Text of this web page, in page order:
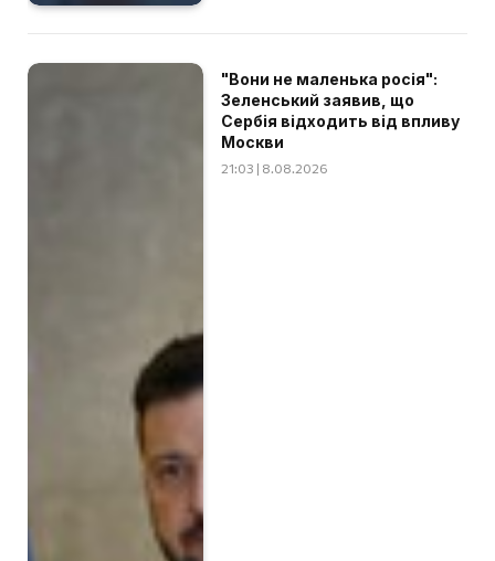
"Вони не маленька росія":
Зеленський заявив, що
Сербія відходить від впливу
Москви
21:03 | 8.08.2026